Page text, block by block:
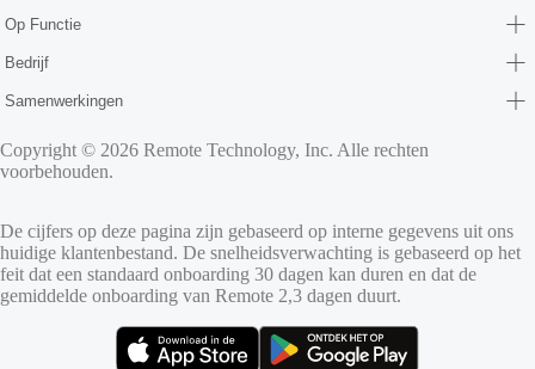
Op Functie
Bedrijf
Samenwerkingen
Copyright © 2026 Remote Technology, Inc. Alle rechten
voorbehouden.
De cijfers op deze pagina zijn gebaseerd op interne gegevens uit ons
huidige klantenbestand. De snelheidsverwachting is gebaseerd op het
feit dat een standaard onboarding 30 dagen kan duren en dat de
gemiddelde onboarding van Remote 2,3 dagen duurt.